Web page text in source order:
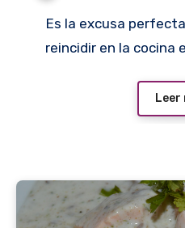
Es la excusa perfecta para conocer o para
reincidir en la cocina
Leer